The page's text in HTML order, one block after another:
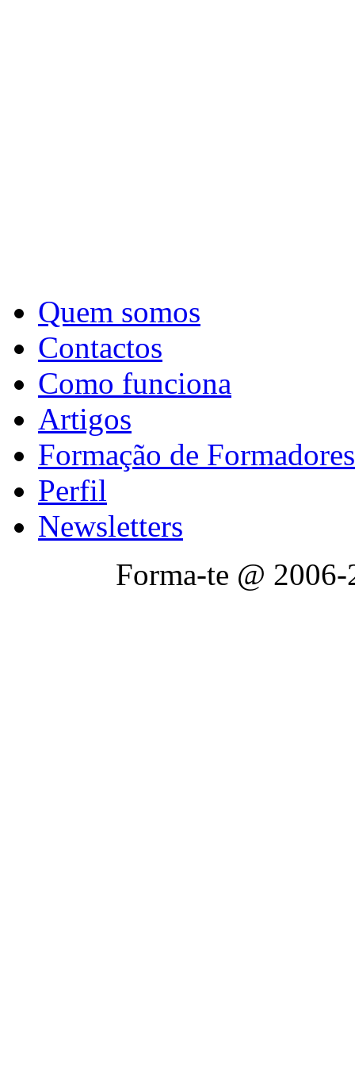
Quem somos
Contactos
Como funciona
Artigos
Formação de Formadores
Perfil
Newsletters
Forma-te @